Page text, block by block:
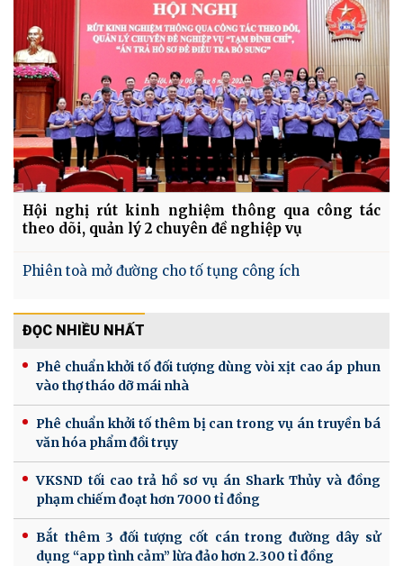
Hội nghị rút kinh nghiệm thông qua công tác
theo dõi, quản lý 2 chuyên đề nghiệp vụ
Phiên toà mở đường cho tố tụng công ích
ĐỌC NHIỀU NHẤT
Phê chuẩn khởi tố đối tượng dùng vòi xịt cao áp phun
vào thợ tháo dỡ mái nhà
Phê chuẩn khởi tố thêm bị can trong vụ án truyền bá
văn hóa phẩm đồi trụy
VKSND tối cao trả hồ sơ vụ án Shark Thủy và đồng
phạm chiếm đoạt hơn 7000 tỉ đồng
Bắt thêm 3 đối tượng cốt cán trong đường dây sử
dụng “app tình cảm” lừa đảo hơn 2.300 tỉ đồng